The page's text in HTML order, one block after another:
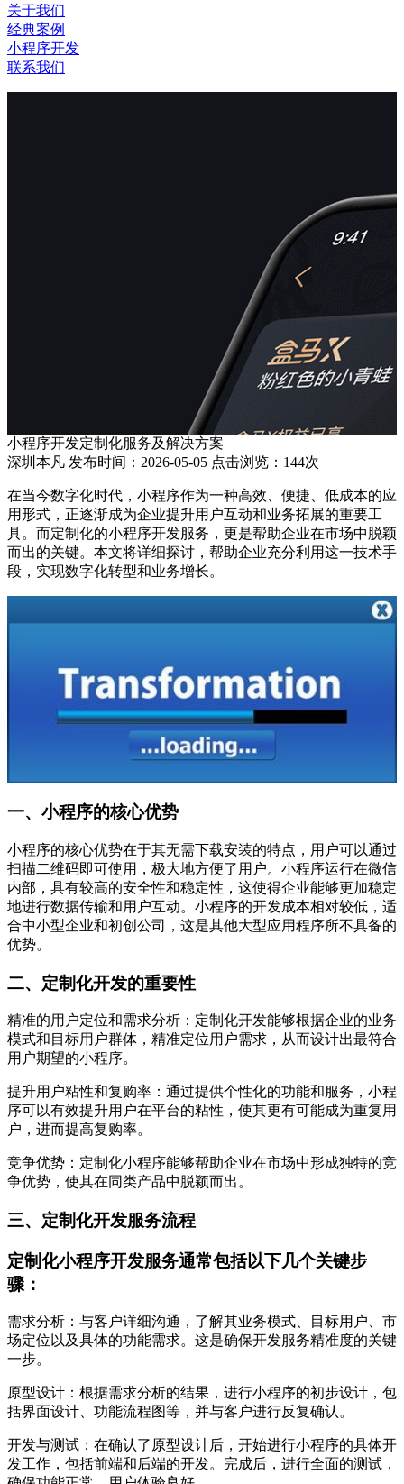
关于我们
经典案例
小程序开发
联系我们
小程序开发定制化服务及解决方案
深圳本凡 发布时间：2026-05-05 点击浏览：144次
在当今数字化时代，小程序作为一种高效、便捷、低成本的应
用形式，正逐渐成为企业提升用户互动和业务拓展的重要工
具。而定制化的小程序开发服务，更是帮助企业在市场中脱颖
而出的关键。本文将详细探讨，帮助企业充分利用这一技术手
段，实现数字化转型和业务增长。
一、小程序的核心优势
小程序的核心优势在于其无需下载安装的特点，用户可以通过
扫描二维码即可使用，极大地方便了用户。小程序运行在微信
内部，具有较高的安全性和稳定性，这使得企业能够更加稳定
地进行数据传输和用户互动。小程序的开发成本相对较低，适
合中小型企业和初创公司，这是其他大型应用程序所不具备的
优势。
二、定制化开发的重要性
精准的用户定位和需求分析：定制化开发能够根据企业的业务
模式和目标用户群体，精准定位用户需求，从而设计出最符合
用户期望的小程序。
提升用户粘性和复购率：通过提供个性化的功能和服务，小程
序可以有效提升用户在平台的粘性，使其更有可能成为重复用
户，进而提高复购率。
竞争优势：定制化小程序能够帮助企业在市场中形成独特的竞
争优势，使其在同类产品中脱颖而出。
三、定制化开发服务流程
定制化小程序开发服务通常包括以下几个关键步
骤：
需求分析：与客户详细沟通，了解其业务模式、目标用户、市
场定位以及具体的功能需求。这是确保开发服务精准度的关键
一步。
原型设计：根据需求分析的结果，进行小程序的初步设计，包
括界面设计、功能流程图等，并与客户进行反复确认。
开发与测试：在确认了原型设计后，开始进行小程序的具体开
发工作，包括前端和后端的开发。完成后，进行全面的测试，